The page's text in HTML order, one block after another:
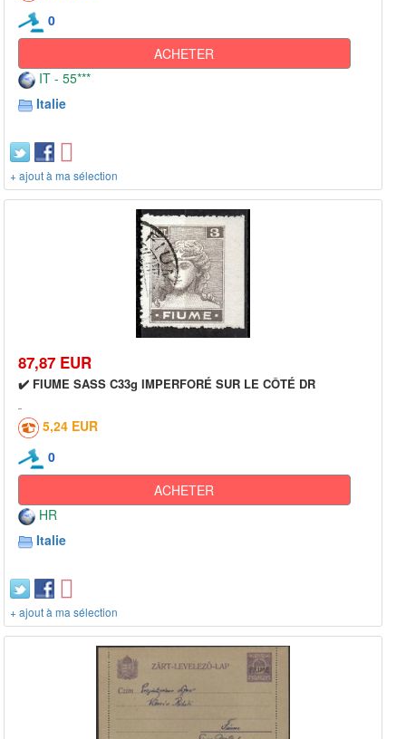
0
ACHETER
IT - 55***
Italie
+ ajout à ma sélection
87,87 EUR
✔️ FIUME SASS C33g IMPERFORÉ SUR LE CÔTÉ DR
5,24 EUR
0
ACHETER
HR
Italie
+ ajout à ma sélection